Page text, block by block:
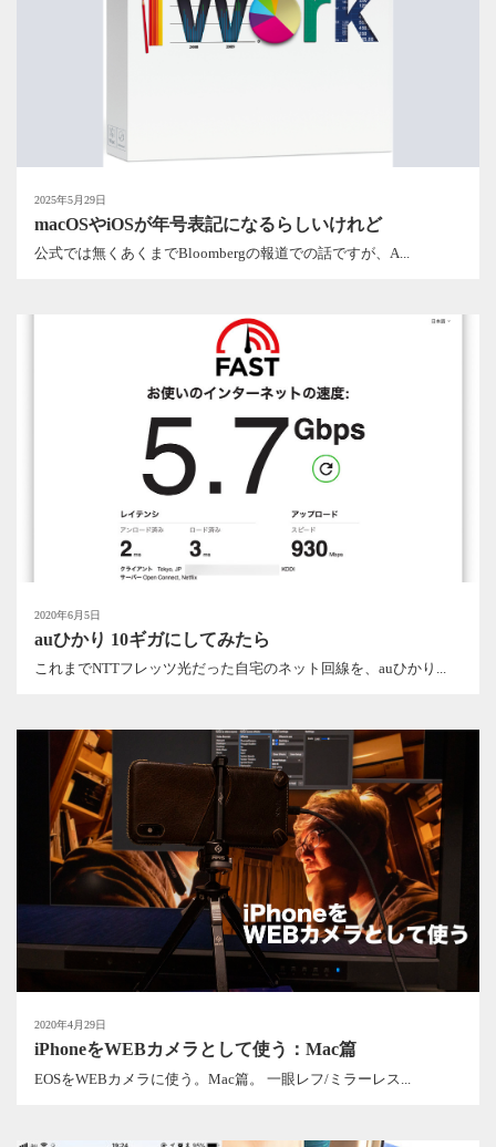
2025年5月29日
macOSやiOSが年号表記になるらしいけれど
公式では無くあくまでBloombergの報道での話ですが、A...
2020年6月5日
auひかり 10ギガにしてみたら
これまでNTTフレッツ光だった自宅のネット回線を、auひかり...
2020年4月29日
iPhoneをWEBカメラとして使う：Mac篇
EOSをWEBカメラに使う。Mac篇。 一眼レフ/ミラーレス...